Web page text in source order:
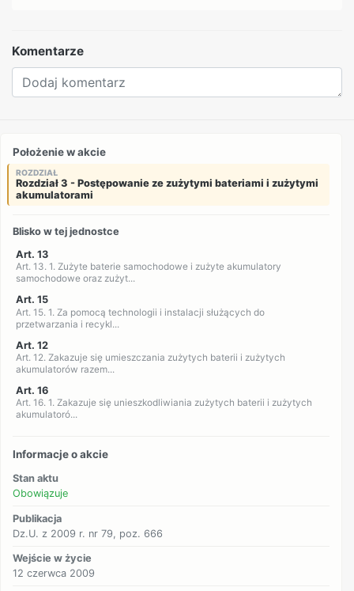
Komentarze
Położenie w akcie
ROZDZIAŁ
Rozdział 3 - Postępowanie ze zużytymi bateriami i zużytymi
akumulatorami
Blisko w tej jednostce
Art. 13
Art. 13. 1. Zużyte baterie samochodowe i zużyte akumulatory
samochodowe oraz zużyt...
Art. 15
Art. 15. 1. Za pomocą technologii i instalacji służących do
przetwarzania i recykl...
Art. 12
Art. 12. Zakazuje się umieszczania zużytych baterii i zużytych
akumulatorów razem...
Art. 16
Art. 16. 1. Zakazuje się unieszkodliwiania zużytych baterii i zużytych
akumulatoró...
Informacje o akcie
Stan aktu
Obowiązuje
Publikacja
Dz.U. z 2009 r. nr 79, poz. 666
Wejście w życie
12 czerwca 2009